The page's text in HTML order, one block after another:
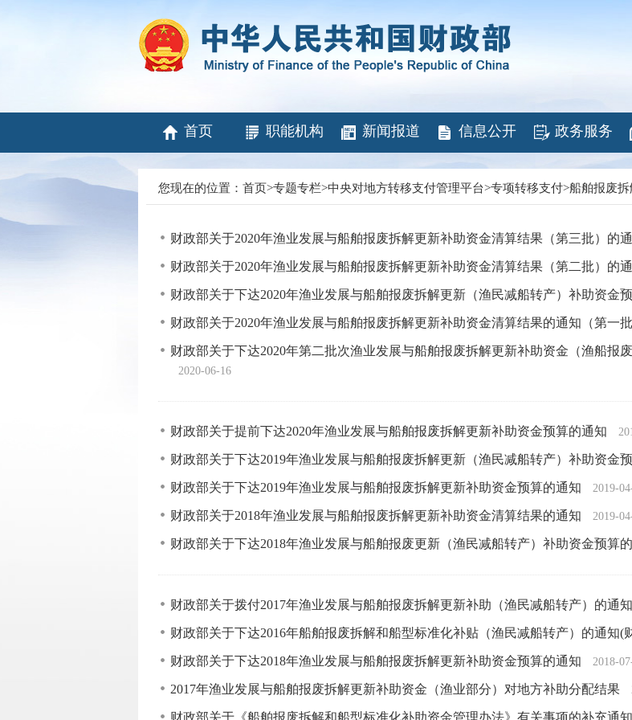
首页 职能机构 新闻报道 信息公开 政务服务
您现在的位置： 首页>专题专栏>中央对地方转移支付管理平台>专项转移支付>船舶报废
财政部关于2020年渔业发展与船舶报废拆解更新补助资金清算结果（第三批）的
财政部关于2020年渔业发展与船舶报废拆解更新补助资金清算结果（第二批）的
财政部关于下达2020年渔业发展与船舶报废拆解更新（渔民减船转产）补助资金
财政部关于2020年渔业发展与船舶报废拆解更新补助资金清算结果的通知（第一批
财政部关于下达2020年第二批次渔业发展与船舶报废拆解更新补助资金（渔船报
2020-06-16
财政部关于提前下达2020年渔业发展与船舶报废拆解更新补助资金预算的通知
财政部关于下达2019年渔业发展与船舶报废拆解更新（渔民减船转产）补助资金
财政部关于下达2019年渔业发展与船舶报废拆解更新补助资金预算的通知 2019-
财政部关于2018年渔业发展与船舶报废拆解更新补助资金清算结果的通知 2019-
财政部关于下达2018年渔业发展与船舶报废更新（渔民减船转产）补助资金预算
财政部关于拨付2017年渔业发展与船舶报废拆解更新补助（渔民减船转产）的通
财政部关于下达2016年船舶报废拆解和船型标准化补贴（渔民减船转产）的通知(
财政部关于下达2018年渔业发展与船舶报废拆解更新补助资金预算的通知 2018-
2017年渔业发展与船舶报废拆解更新补助资金（渔业部分）对地方补助分配结果
财政部关于《船舶报废拆解和船型标准化补助资金管理办法》有关事项的补充通知